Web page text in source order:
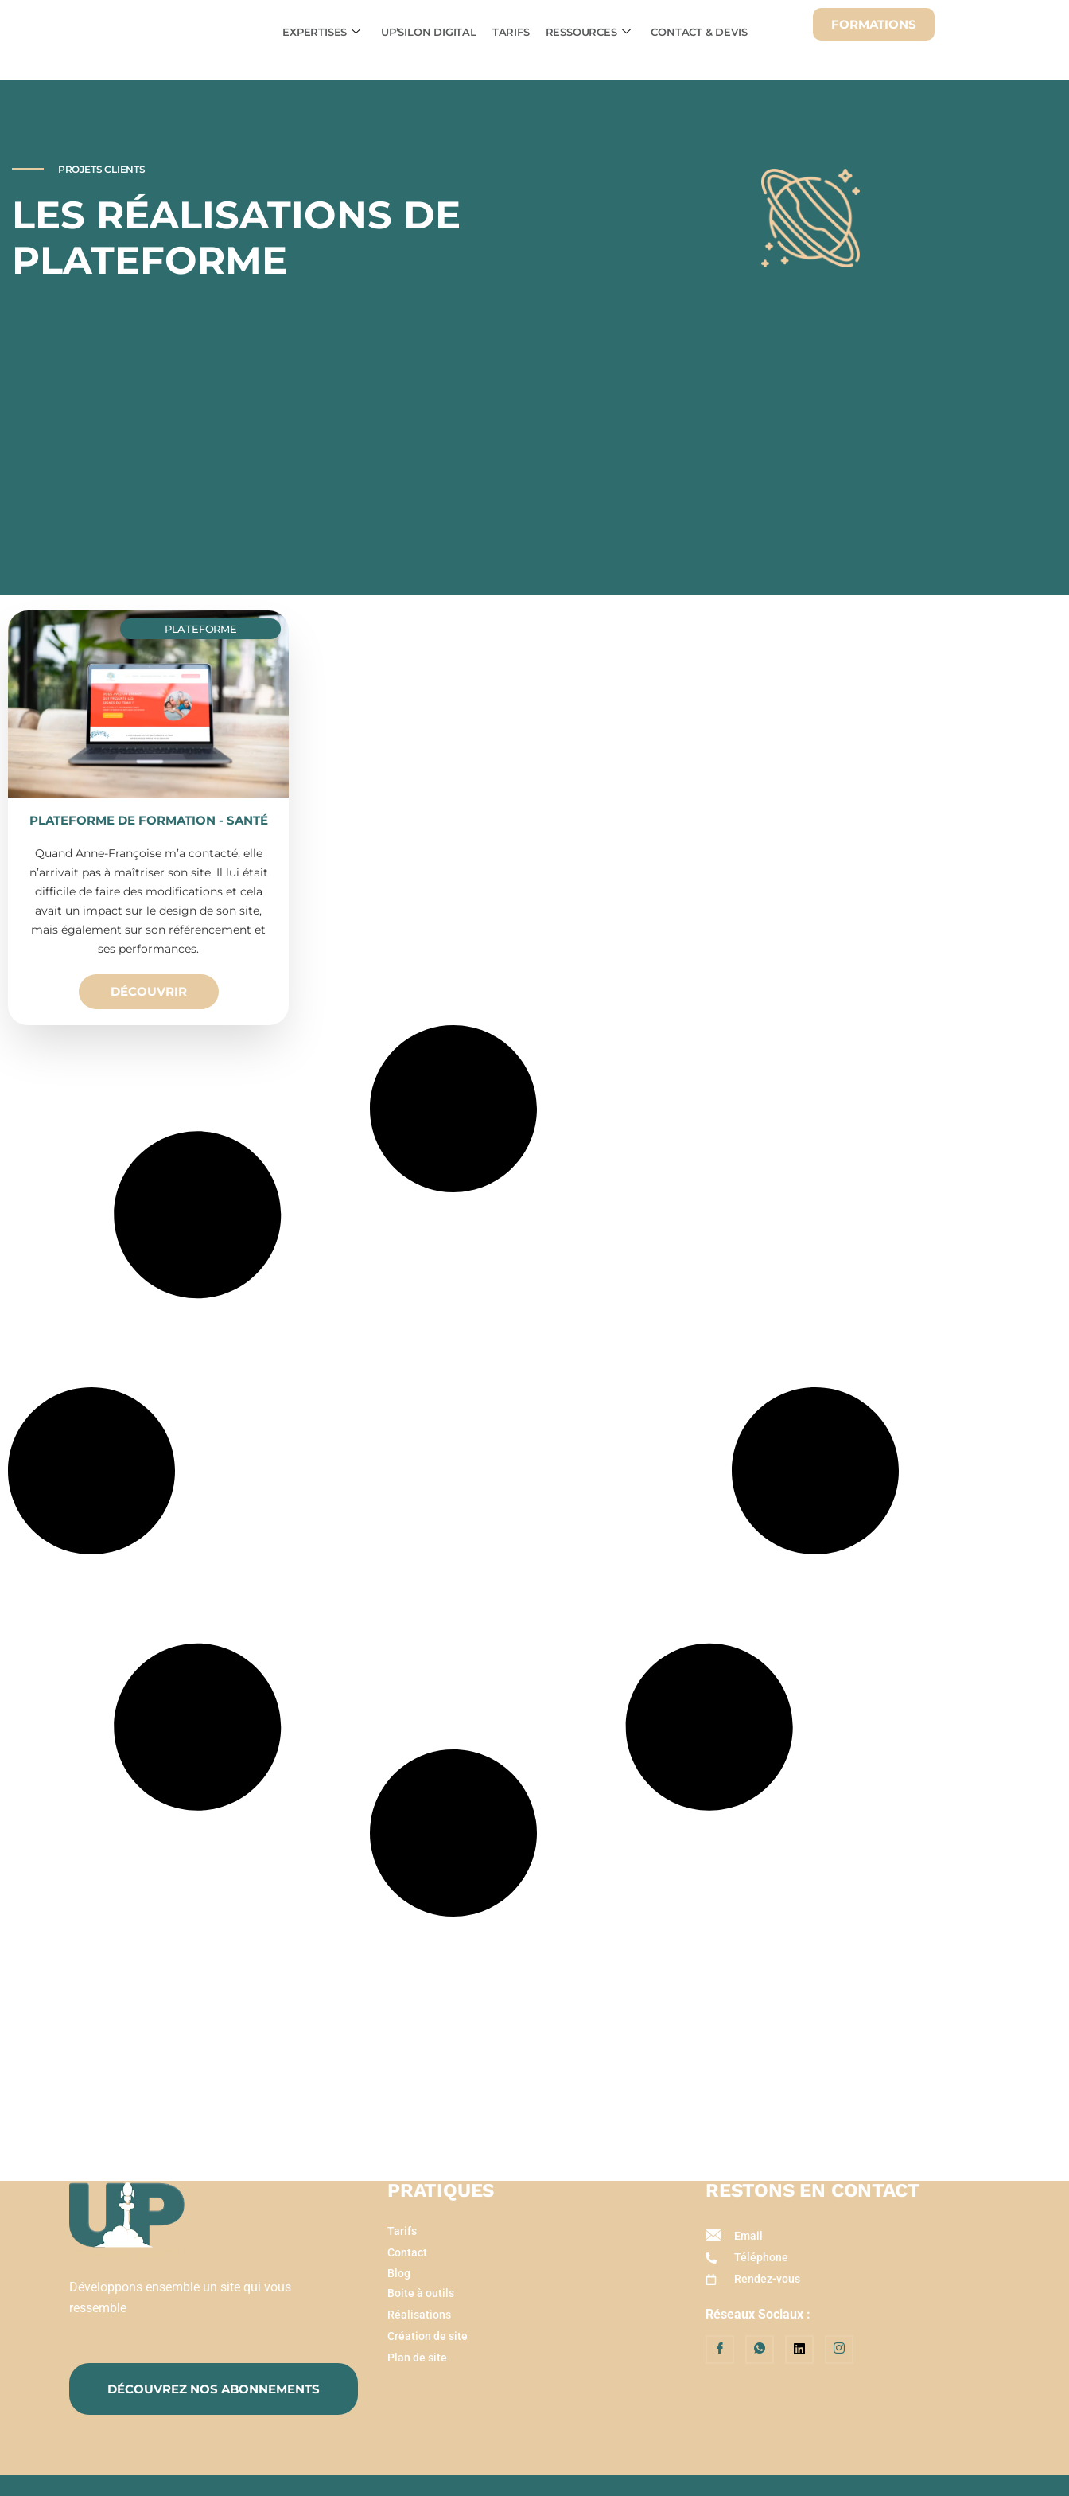
EXPERTISES UP’SILON DIGITAL TARIFS RESSOURCES CONTACT & DEVIS FORMATIONS
PROJETS CLIENTS
LES RÉALISATIONS DE
PLATEFORME
PLATEFORME
PLATEFORME DE FORMATION - SANTÉ
Quand Anne-Françoise m’a contacté, elle
n’arrivait pas à maîtriser son site. Il lui était
difficile de faire des modifications et cela
avait un impact sur le design de son site,
mais également sur son référencement et
ses performances.
DÉCOUVRIR
Développons ensemble un site qui vous
ressemble
DÉCOUVREZ NOS ABONNEMENTS
PRATIQUES
Tarifs
Contact
Blog
Boite à outils
Réalisations
Création de site
Plan de site
RESTONS EN CONTACT
Email
Téléphone
Rendez-vous
Réseaux Sociaux :